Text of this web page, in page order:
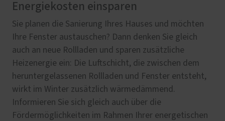
Energiekosten einsparen
Sie planen die Sanierung Ihres Hauses und möchten
Ihre Fenster austauschen? Dann denken Sie gleich
auch an neue Rollladen und sparen zusätzliche
Heizenergie ein: Die Luftschicht, die zwischen dem
heruntergelassenen Rollladen und Fenster entsteht,
wirkt im Winter zusätzlich wärmedämmend.
Informieren Sie sich gleich auch über die
Fördermöglichkeiten im Rahmen Ihrer energetischen